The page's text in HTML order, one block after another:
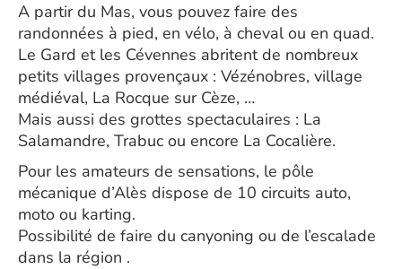
A partir du Mas, vous pouvez faire des
randonnées à pied, en vélo, à cheval ou en quad.
Le Gard et les Cévennes abritent de nombreux
petits villages provençaux : Vézénobres, village
médiéval, La Rocque sur Cèze, …
Mais aussi des grottes spectaculaires : La
Salamandre, Trabuc ou encore La Cocalière.
Pour les amateurs de sensations, le pôle
mécanique d’Alès dispose de 10 circuits auto,
moto ou karting.
Possibilité de faire du canyoning ou de l’escalade
dans la région .